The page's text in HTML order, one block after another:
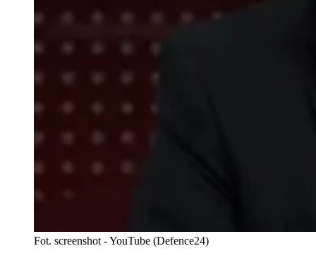
Fot. screenshot - YouTube (Defence24)